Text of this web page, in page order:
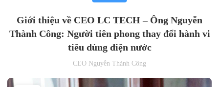
Giới thiệu về CEO LC TECH – Ông Nguyễn
Thành Công: Người tiên phong thay đổi hành vi
tiêu dùng điện nước
CEO Nguyễn Thành Công